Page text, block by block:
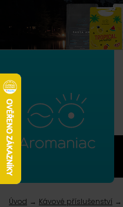
Úvod Kávové příslušenství